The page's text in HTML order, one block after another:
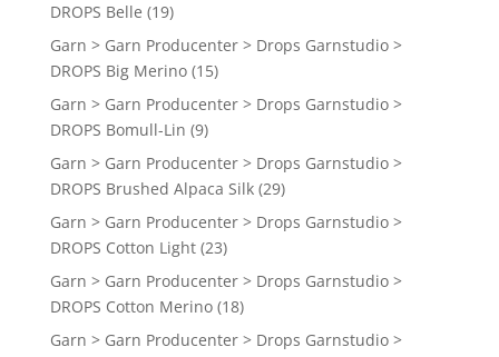
DROPS Belle (19)
Garn > Garn Producenter > Drops Garnstudio >
DROPS Big Merino (15)
Garn > Garn Producenter > Drops Garnstudio >
DROPS Bomull-Lin (9)
Garn > Garn Producenter > Drops Garnstudio >
DROPS Brushed Alpaca Silk (29)
Garn > Garn Producenter > Drops Garnstudio >
DROPS Cotton Light (23)
Garn > Garn Producenter > Drops Garnstudio >
DROPS Cotton Merino (18)
Garn > Garn Producenter > Drops Garnstudio >